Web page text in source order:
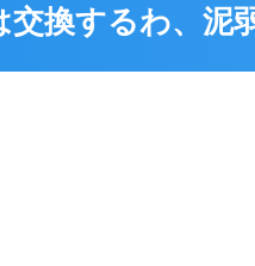
交換するわ、泥